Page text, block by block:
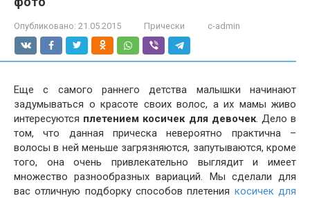
Опубликовано: 21.05.2015 Прически c-admin
Еще с самого раннего детства малышки начинают
задумываться о красоте своих волос, а их мамы живо
интересуются плетением косичек для девочек. Дело в
том, что данная прическа невероятно практична –
волосы в ней меньше загрязняются, запутываются, кроме
того, она очень привлекательно выглядит и имеет
множество разнообразных вариаций. Мы сделали для
вас отличную подборку способов плетения косичек для